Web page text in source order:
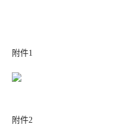
附件1
附件2